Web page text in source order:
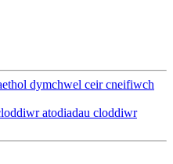
dymchwel ceir cneifiwch
atodiadau cloddiwr